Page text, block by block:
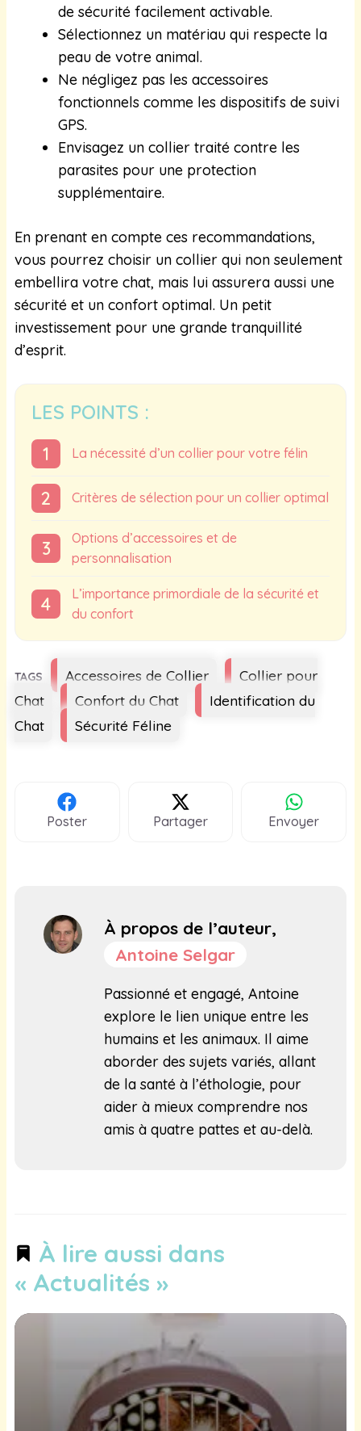
de sécurité facilement activable.
Sélectionnez un matériau qui respecte la
peau de votre animal.
Ne négligez pas les accessoires
fonctionnels comme les dispositifs de suivi
GPS.
Envisagez un collier traité contre les
parasites pour une protection
supplémentaire.
En prenant en compte ces recommandations,
vous pourrez choisir un collier qui non seulement
embellira votre chat, mais lui assurera aussi une
sécurité et un confort optimal. Un petit
investissement pour une grande tranquillité
d’esprit.
LES POINTS :
La nécessité d’un collier pour votre félin
Critères de sélection pour un collier optimal
Options d’accessoires et de
personnalisation
L’importance primordiale de la sécurité et
du confort
Étiquettes
Accessoires de Collier
Collier pour
Chat
Confort du Chat
Identification du
Chat
Sécurité Féline
Poster Partager Envoyer
À propos de l’auteur,
Antoine Selgar
Passionné et engagé, Antoine
explore le lien unique entre les
humains et les animaux. Il aime
aborder des sujets variés, allant
de la santé à l’éthologie, pour
aider à mieux comprendre nos
amis à quatre pattes et au-delà.
À lire aussi dans
« Actualités »